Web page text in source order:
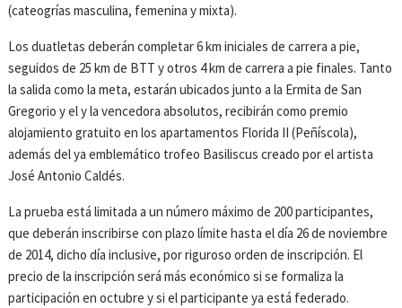
(cateogrías masculina, femenina y mixta).
Los duatletas deberán completar 6 km iniciales de carrera a pie,
seguidos de 25 km de BTT y otros 4 km de carrera a pie finales. Tanto
la salida como la meta, estarán ubicados junto a la Ermita de San
Gregorio y el y la vencedora absolutos, recibirán como premio
alojamiento gratuito en los apartamentos Florida II (Peñíscola),
además del ya emblemático trofeo Basiliscus creado por el artista
José Antonio Caldés.
La prueba está limitada a un número máximo de 200 participantes,
que deberán inscribirse con plazo límite hasta el día 26 de noviembre
de 2014, dicho día inclusive, por riguroso orden de inscripción. El
precio de la inscripción será más económico si se formaliza la
participación en octubre y si el participante ya está federado.